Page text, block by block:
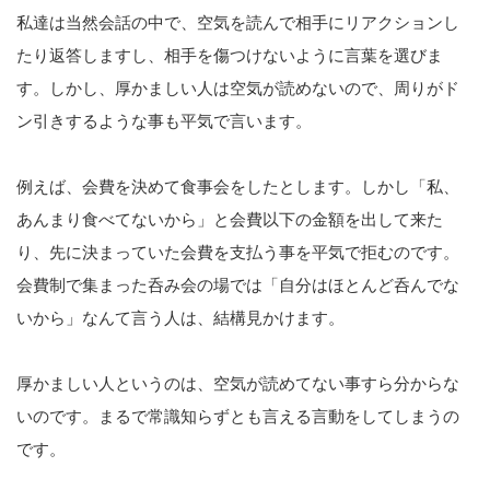
私達は当然会話の中で、空気を読んで相手にリアクションし
たり返答しますし、相手を傷つけないように言葉を選びま
す。しかし、厚かましい人は空気が読めないので、周りがド
ン引きするような事も平気で言います。
例えば、会費を決めて食事会をしたとします。しかし「私、
あんまり食べてないから」と会費以下の金額を出して来た
り、先に決まっていた会費を支払う事を平気で拒むのです。
会費制で集まった呑み会の場では「自分はほとんど呑んでな
いから」なんて言う人は、結構見かけます。
厚かましい人というのは、空気が読めてない事すら分からな
いのです。まるで常識知らずとも言える言動をしてしまうの
です。